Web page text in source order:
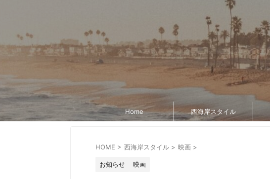
Home 西海岸スタイル
HOME > 西海岸スタイル > 映画 >
お知らせ 映画